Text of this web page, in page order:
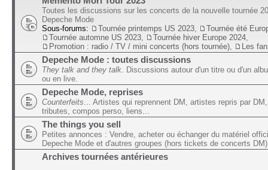
Toutes les discussions sur les concerts de la nouvelle tournée
Depeche Mode
Sous-forums:
Tournée printemps US 2023
Tournée été
Tournée automne US 2023
Tournée hiver Europe 2024
Promotion : radio / TV / mini concerts (hors tournée)
Les
Depeche Mode : toutes discussions
They talk and they talk . Discussions autour d'un titre ou d'un
ou en live.
Depeche Mode, reprises
Counterfeits ... Artistes qui reprennent DM, artistes repris par
tributes, compos perso, liens...
The things you sell
Petites annonces : Vendre, acheter ou échanger du matériel
Depeche Mode et d'autres groupes (hors tickets de concerts DM)
Archives tournées antérieures